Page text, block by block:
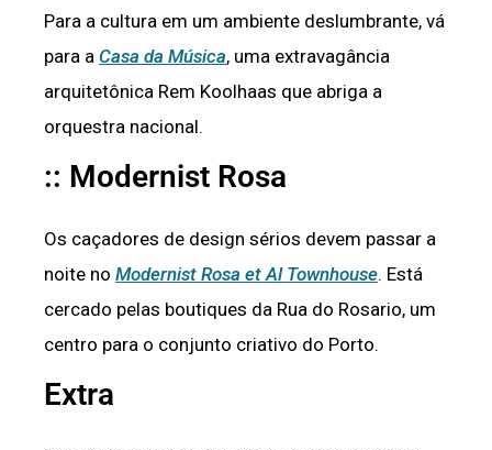
Para a cultura em um ambiente deslumbrante, vá
para a Casa da Música, uma extravagância
arquitetônica Rem Koolhaas que abriga a
orquestra nacional.
:: Modernist Rosa
Os caçadores de design sérios devem passar a
noite no Modernist Rosa et Al Townhouse. Está
cercado pelas boutiques da Rua do Rosario, um
centro para o conjunto criativo do Porto.
Extra